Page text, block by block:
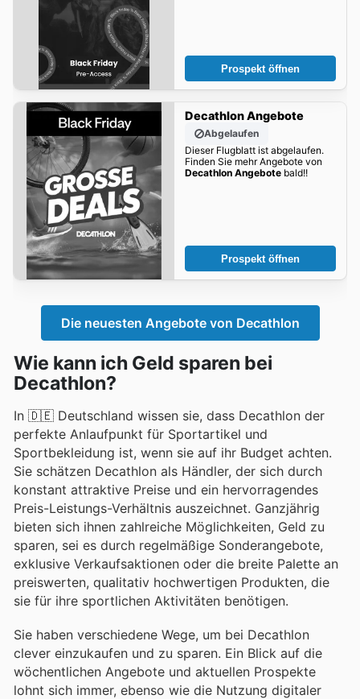
Prospekt öffnen
Decathlon Angebote
Abgelaufen
Dieser Flugblatt ist abgelaufen.
Finden Sie mehr Angebote von
Decathlon Angebotebald!!
Prospekt öffnen
Die neuesten Angebote von Decathlon
Wie kann ich Geld sparen bei
Decathlon?
In 🇩🇪 Deutschland wissen sie, dass Decathlon der
perfekte Anlaufpunkt für Sportartikel und
Sportbekleidung ist, wenn sie auf ihr Budget achten.
Sie schätzen Decathlon als Händler, der sich durch
konstant attraktive Preise und ein hervorragendes
Preis-Leistungs-Verhältnis auszeichnet. Ganzjährig
bieten sich ihnen zahlreiche Möglichkeiten, Geld zu
sparen, sei es durch regelmäßige Sonderangebote,
exklusive Verkaufsaktionen oder die breite Palette an
preiswerten, qualitativ hochwertigen Produkten, die
sie für ihre sportlichen Aktivitäten benötigen.
Sie haben verschiedene Wege, um bei Decathlon
clever einzukaufen und zu sparen. Ein Blick auf die
wöchentlichen Angebote und aktuellen Prospekte
lohnt sich immer, ebenso wie die Nutzung digitaler